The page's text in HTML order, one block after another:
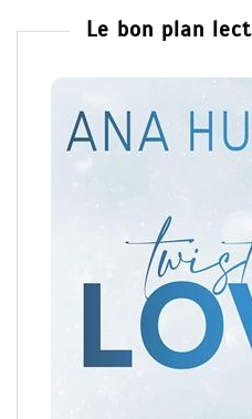
Le bon plan